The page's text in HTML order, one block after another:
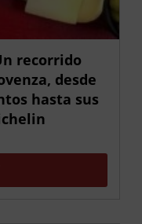
recorrido
desde
hasta sus